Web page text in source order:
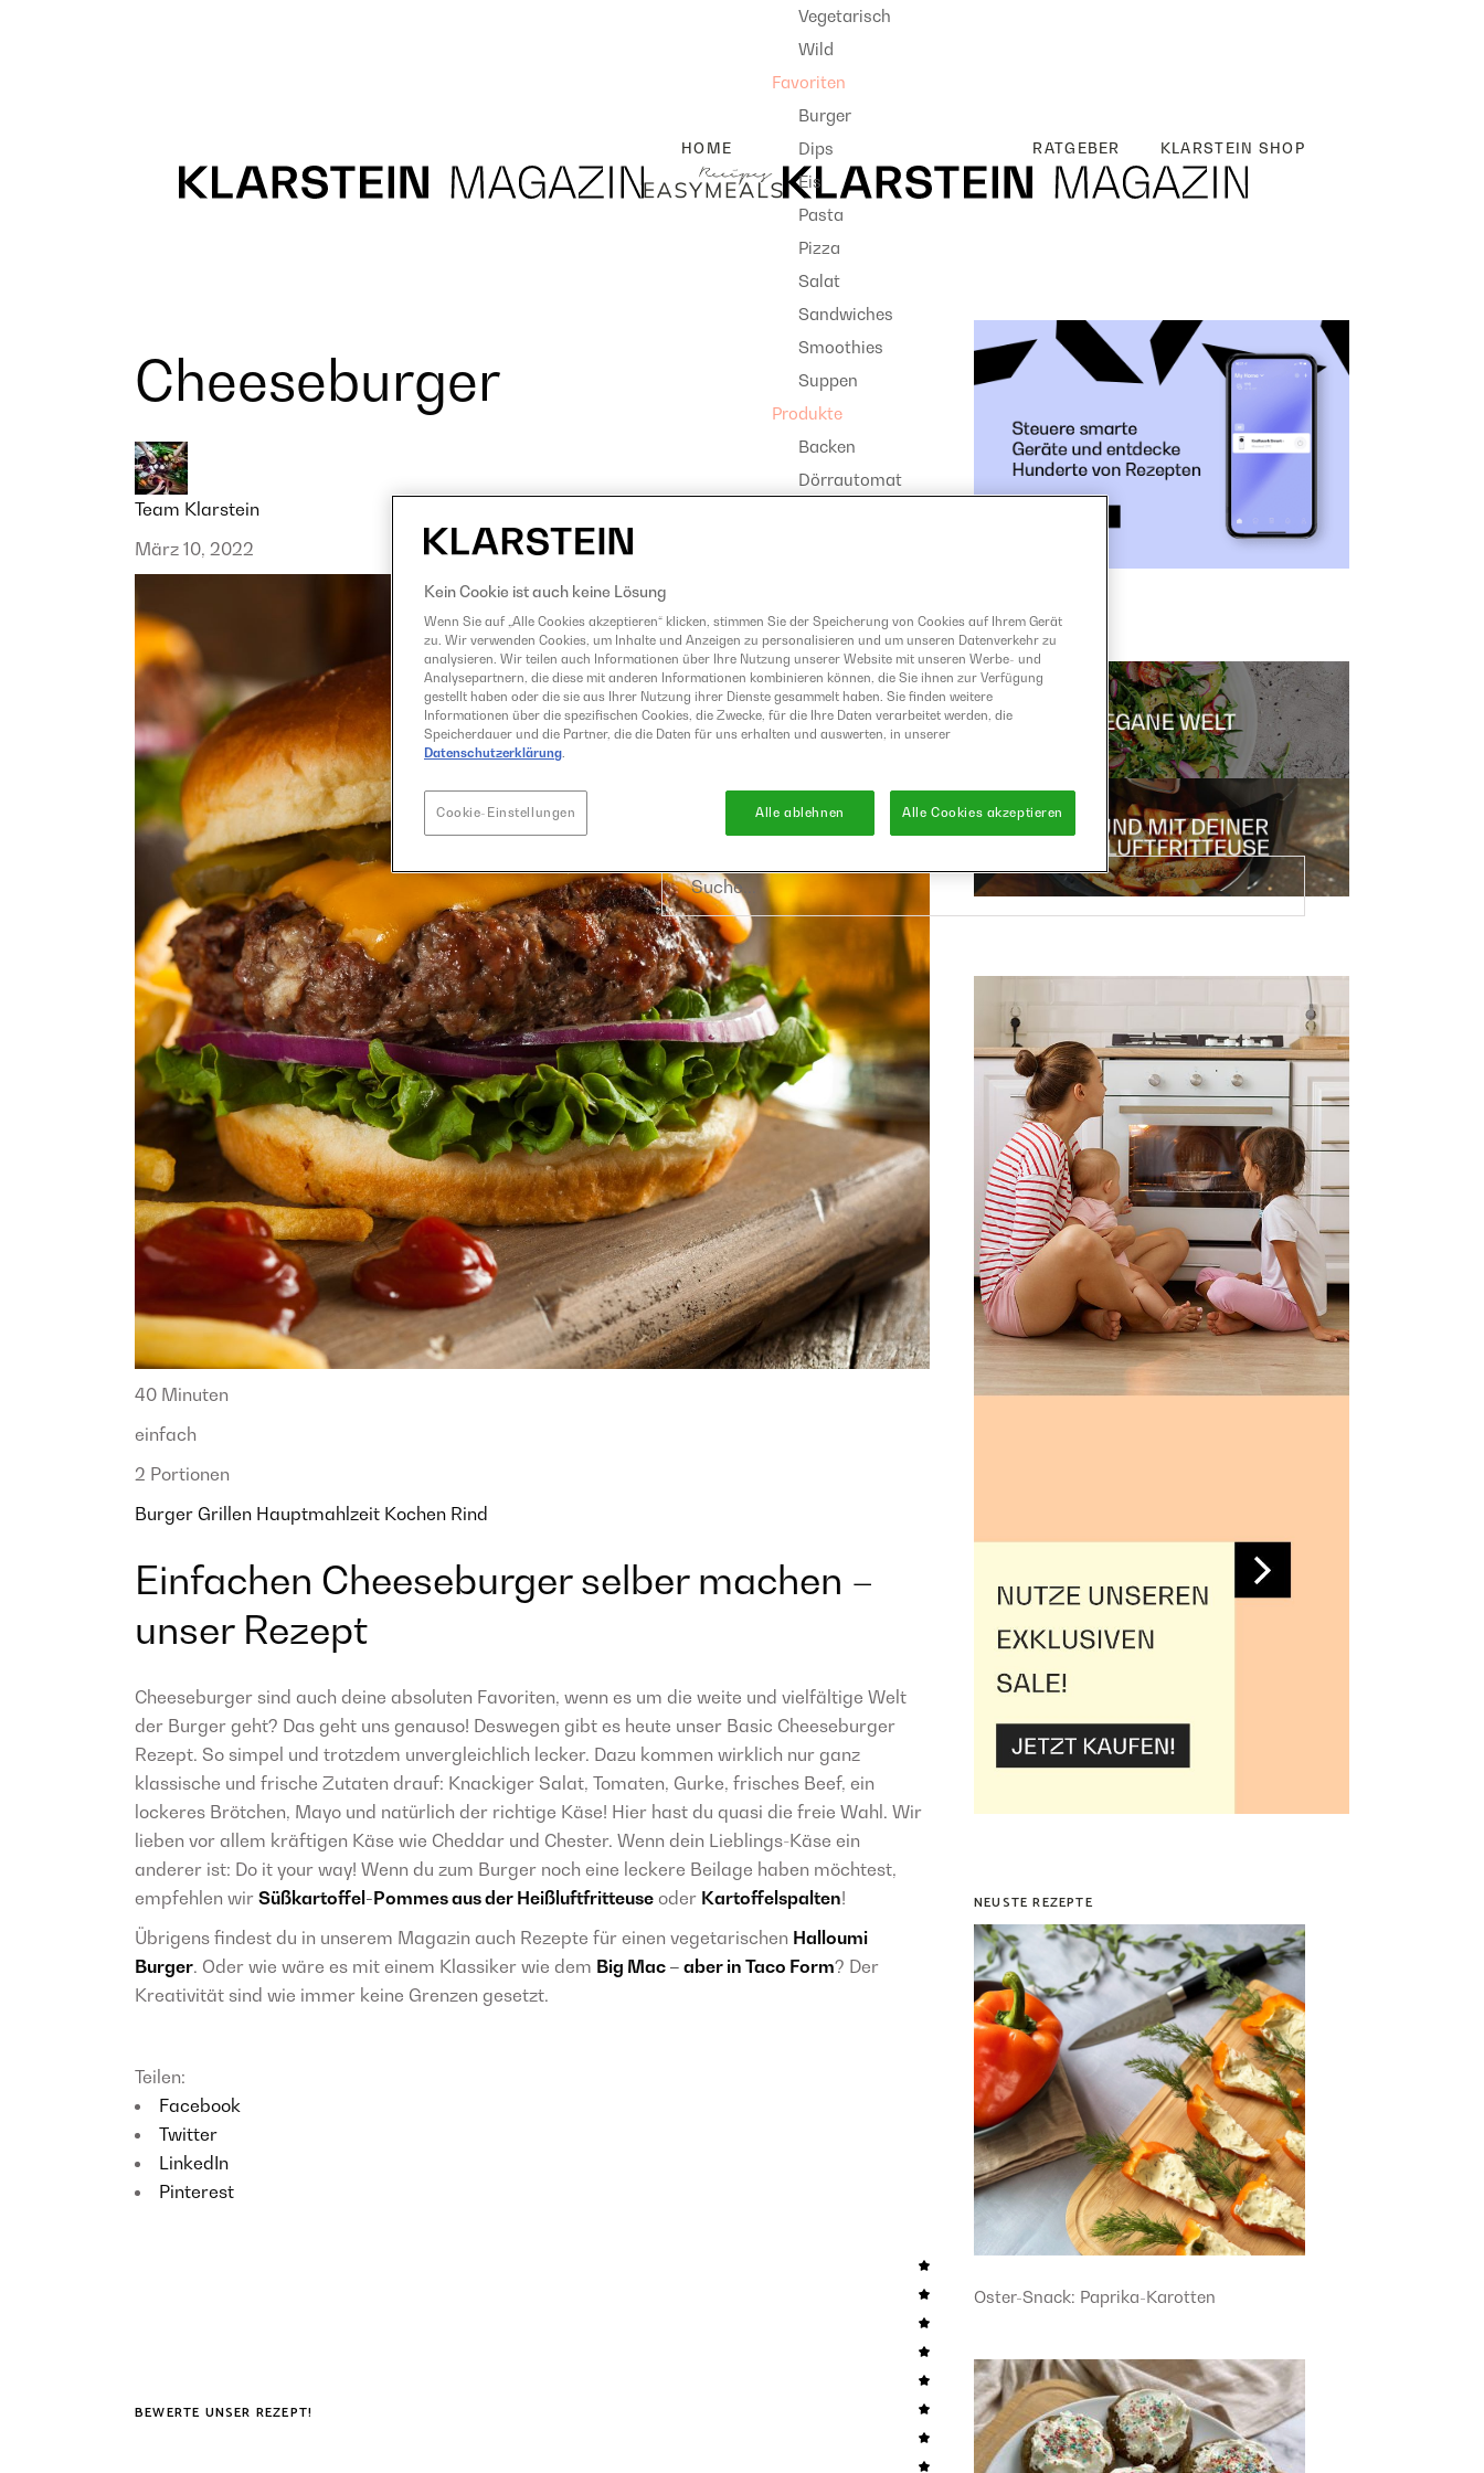
HOME
Vegetarisch
Wild
Favoriten
Burger
Dips
Eis
Pasta
Pizza
Salat
Sandwiches
Smoothies
Suppen
Produkte
Backen
Dörrautomat
Grillen
Heißluftfritteuse
Kochen
Küchenmaschine
Mixer
Sous Vide
RATGEBER KLARSTEIN SHOP
Cheeseburger
Team Klarstein
März 10, 2022
40 Minuten
einfach
2 Portionen
Burger Grillen Hauptmahlzeit Kochen Rind
Einfachen Cheeseburger selber machen –
unser Rezept
Cheeseburger sind auch deine absoluten Favoriten, wenn es um die weite und vielfältige Welt
der Burger geht? Das geht uns genauso! Deswegen gibt es heute unser Basic Cheeseburger
Rezept. So simpel und trotzdem unvergleichlich lecker. Dazu kommen wirklich nur ganz
klassische und frische Zutaten drauf: Knackiger Salat, Tomaten, Gurke, frisches Beef, ein
lockeres Brötchen, Mayo und natürlich der richtige Käse! Hier hast du quasi die freie Wahl. Wir
lieben vor allem kräftigen Käse wie Cheddar und Chester. Wenn dein Lieblings-Käse ein
anderer ist: Do it your way! Wenn du zum Burger noch eine leckere Beilage haben möchtest,
empfehlen wir Süßkartoffel-Pommes aus der Heißluftfritteuse oder Kartoffelspalten!
Übrigens findest du in unserem Magazin auch Rezepte für einen vegetarischen Halloumi
Burger. Oder wie wäre es mit einem Klassiker wie dem Big Mac – aber in Taco Form? Der
Kreativität sind wie immer keine Grenzen gesetzt.
Teilen:
Facebook
Twitter
LinkedIn
Pinterest
BEWERTE UNSER REZEPT!
NEUSTE REZEPTE
Oster-Snack: Paprika-Karotten
Kein Cookie ist auch keine Lösung
Wenn Sie auf „Alle Cookies akzeptieren“ klicken, stimmen Sie der Speicherung von Cookies auf Ihrem Gerät
zu. Wir verwenden Cookies, um Inhalte und Anzeigen zu personalisieren und um unseren Datenverkehr zu
analysieren. Wir teilen auch Informationen über Ihre Nutzung unserer Website mit unseren Werbe- und
Analysepartnern, die diese mit anderen Informationen kombinieren können, die Sie ihnen zur Verfügung
gestellt haben oder die sie aus Ihrer Nutzung ihrer Dienste gesammelt haben. Sie finden weitere
Informationen über die spezifischen Cookies, die Zwecke, für die Ihre Daten verarbeitet werden, die
Speicherdauer und die Partner, die die Daten für uns erhalten und auswerten, in unserer
Datenschutzerklärung.
Cookie-Einstellungen Alle ablehnen Alle Cookies akzeptieren